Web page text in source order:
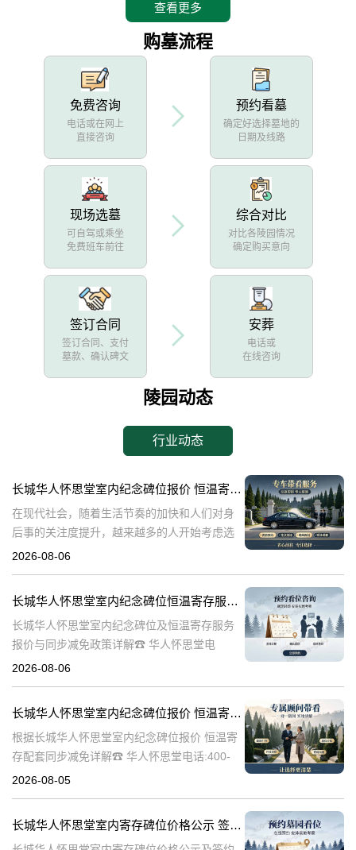
查看更多
购墓流程
免费咨询
电话或在网上
直接咨询
预约看墓
确定好选择墓地的
日期及线路
现场选墓
可自驾或乘坐
免费班车前往
综合对比
对比各陵园情况
确定购买意向
签订合同
签订合同、支付
墓款、确认碑文
安葬
电话或
在线咨询
陵园动态
行业动态
长城华人怀思堂室内纪念碑位报价 恒温寄存配套同步减免详解
在现代社会，随着生活节奏的加快和人们对身
后事的关注度提升，越来越多的人开始考虑选
择合适的纪念方式来表达对逝者的哀思和怀
包
2026-08-06
长城华人怀思堂室内纪念碑位恒温寄存服务报价及同步减免政策详解
长城华人怀思堂室内纪念碑位及恒温寄存服务
报价与同步减免政策详解☎ 华人怀思堂电
话:400-838-5063一、引言随着社会观念的进
2026-08-06
长城华人怀思堂室内纪念碑位报价 恒温寄存配套同步减免详解
根据长城华人怀思堂室内纪念碑位报价 恒温寄
存配套同步减免详解☎ 华人怀思堂电话:400-
838-5063在现代社会，随着生活节奏的加快和
2026-08-05
长城华人怀思堂室内寄存碑位价格公示 签约立减配套礼包详解